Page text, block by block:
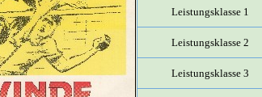
Leistungsklasse 1
Leistungsklasse 2
Leistungsklasse 3